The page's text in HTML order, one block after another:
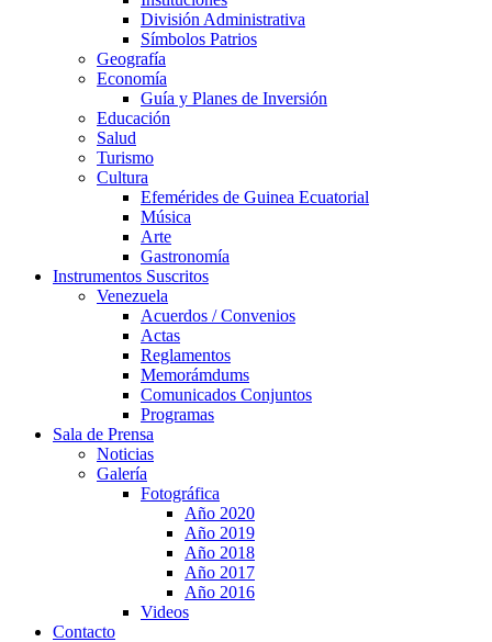
División Administrativa
Símbolos Patrios
Geografía
Economía
Guía y Planes de Inversión
Educación
Salud
Turismo
Cultura
Efemérides de Guinea Ecuatorial
Música
Arte
Gastronomía
Instrumentos Suscritos
Venezuela
Acuerdos / Convenios
Actas
Reglamentos
Memorámdums
Comunicados Conjuntos
Programas
Sala de Prensa
Noticias
Galería
Fotográfica
Año 2020
Año 2019
Año 2018
Año 2017
Año 2016
Videos
Contacto